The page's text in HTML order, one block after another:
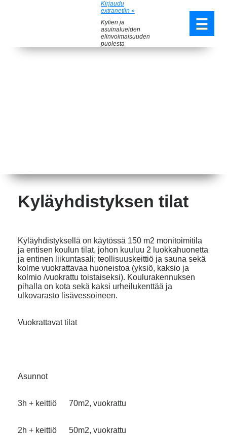
Kirjaudu
extranetiin »
Kylien ja
asuinalueiden
elinvoimaisuuden
puolesta
Kyläyhdistyksen tilat
Kyläyhdistyksellä on käytössä 150 m2 monitoimitila
ja entisen koulun tilat, johon kuuluu 2 luokkahuonetta
ja entinen liikuntasali; teollisuuskeittiö ja sauna sekä
kolme vuokrattavaa huoneistoa (yksiö, kaksio ja
kolmio /vuokrattu toistaiseksi). Koulurakennuksen
pihalla on kota sekä kaksi urheilukenttää ja
ulkovarasto lisävessoineen.
Vuokrattavat tilat
Asunnot
3h + keittiö 70m2, vuokrattu
2h + keittiö 50m2, vuokrattu